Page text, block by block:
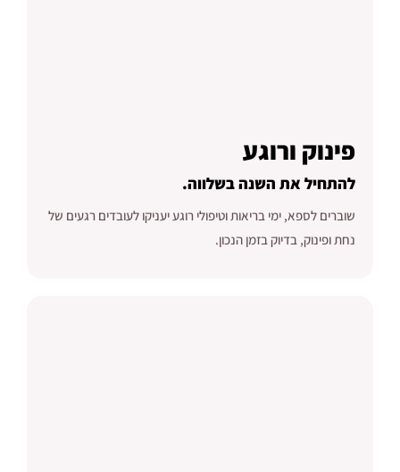
פינוק ורוגע
להתחיל את השנה בשלווה.
שוברים לספא, ימי בריאות וטיפולי רוגע יעניקו לעובדים רגעים של
נחת ופינוק, בדיוק בזמן הנכון.